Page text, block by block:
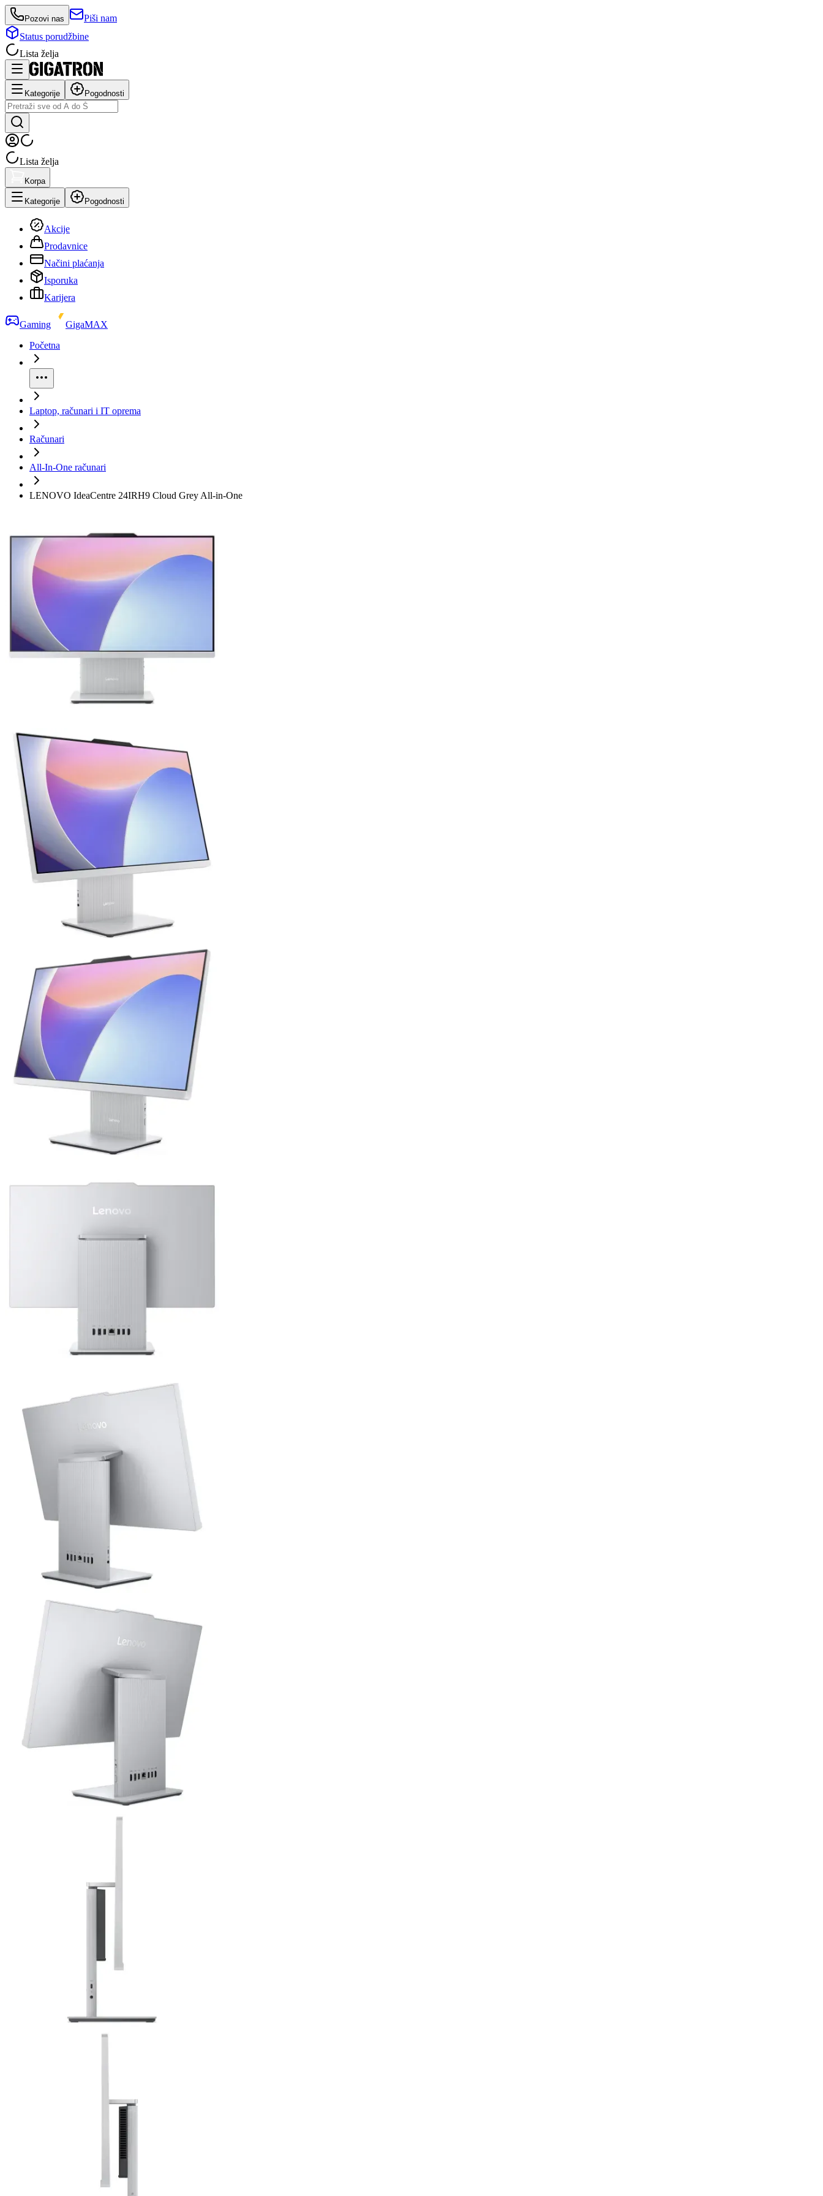
Pozovi nas
Piši nam
Status porudžbine
Lista želja
Kategorije Pogodnosti
Lista želja
Korpa
Kategorije Pogodnosti
Akcije
Prodavnice
Načini plaćanja
Isporuka
Karijera
Gaming
GigaMAX
Početna
Laptop, računari i IT oprema
Računari
All-In-One računari
LENOVO IdeaCentre 24IRH9 Cloud Grey All-in-One